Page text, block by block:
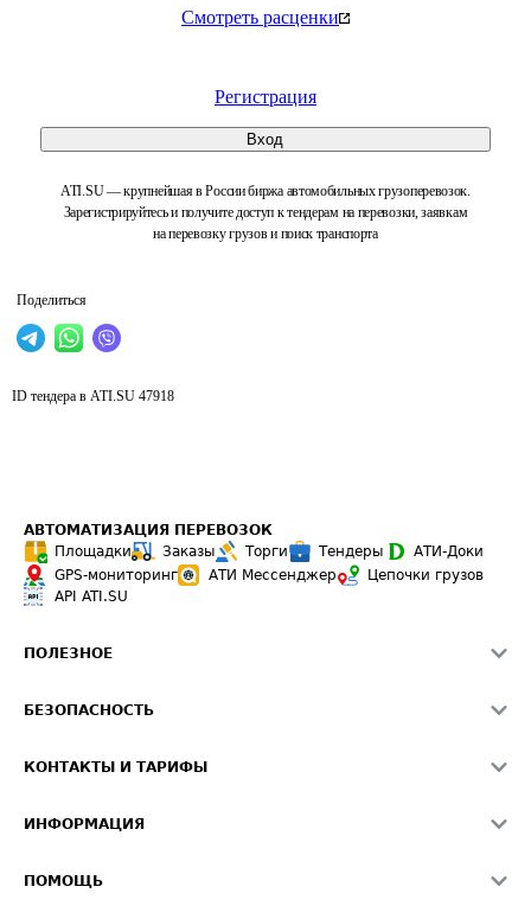
Смотреть расценки
Регистрация
Вход
ATI.SU — крупнейшая в России биржа автомобильных грузоперевозок.
Зарегистрируйтесь и получите доступ к тендерам на перевозки, заявкам
на перевозку грузов и поиск транспорта
Поделиться
ID тендера в ATI.SU 47918
АВТОМАТИЗАЦИЯ ПЕРЕВОЗОК
Площадки
Заказы Торги Тендеры
АТИ-Доки
GPS-мониторинг
АТИ Мессенджер
Цепочки грузов
API ATI.SU
ПОЛЕЗНОЕ
Звезды ATI.SU на вашем сайте
Средние ставки
БЕЗОПАСНОСТЬ
Светофор+
О формировании Паспорта
КОНТАКТЫ И ТАРИФЫ
Реклама на сайте
ИНФОРМАЦИЯ
ПОМОЩЬ